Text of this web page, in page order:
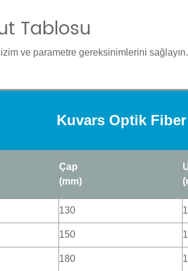
Tablosu
ve parametre gereksinimlerini sağlayın.
Kuvars Optik
Çap
(mm)
130
150
180